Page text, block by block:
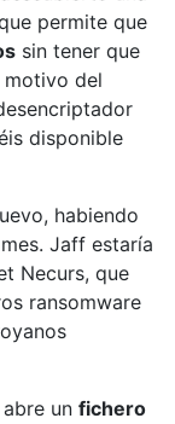
permite que
sin tener que
motivo del
disponible
habiendo
Jaff estaría
Necurs, que
ransomware
un fichero